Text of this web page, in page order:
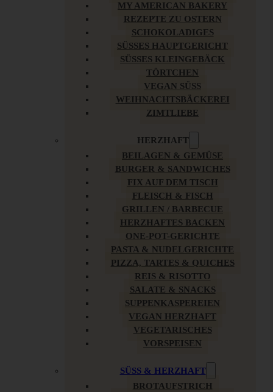
MY AMERICAN BAKERY
REZEPTE ZU OSTERN
SCHOKOLADIGES
SÜSSES HAUPTGERICHT
SÜSSES KLEINGEBÄCK
TÖRTCHEN
VEGAN SÜSS
WEIHNACHTSBÄCKEREI
ZIMTLIEBE
HERZHAFT
BEILAGEN & GEMÜSE
BURGER & SANDWICHES
FIX AUF DEM TISCH
FLEISCH & FISCH
GRILLEN / BARBECUE
HERZHAFTES BACKEN
ONE-POT-GERICHTE
PASTA & NUDELGERICHTE
PIZZA, TARTES & QUICHES
REIS & RISOTTO
SALATE & SNACKS
SUPPENKASPEREIEN
VEGAN HERZHAFT
VEGETARISCHES
VORSPEISEN
SÜSS & HERZHAFT
BROTAUFSTRICH